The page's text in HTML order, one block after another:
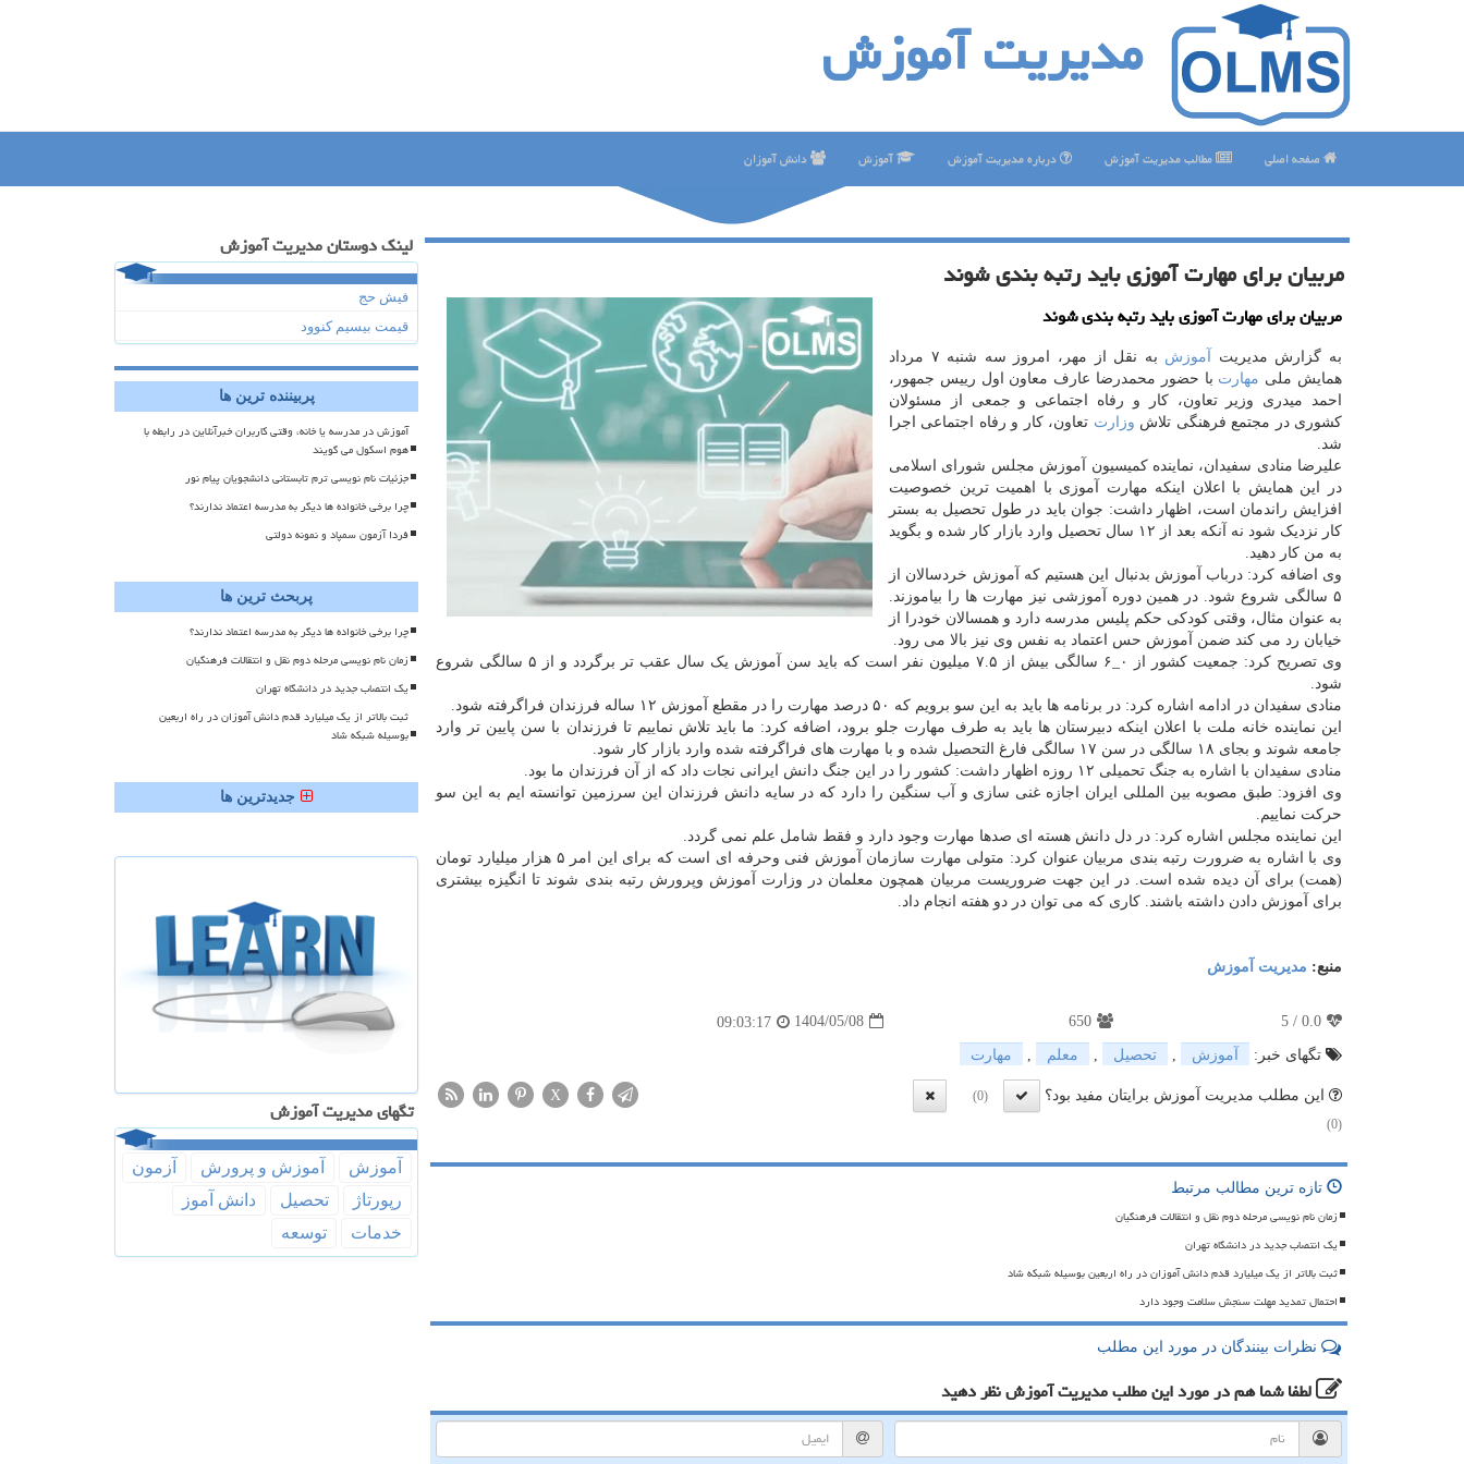
مدیریت آموزش
صفحه اصلی مطالب مدیریت آموزش درباره مدیریت آموزش آموزش دانش آموزان
مربیان برای مهارت آموزی باید رتبه بندی شوند
مربیان برای مهارت آموزی باید رتبه بندی شوند
به گزارش مدیریت آموزش
به نقل از مهر، امروز سه شنبه ۷ مرداد
همایش ملی مهارت با حضور محمدرضا عارف معاون اول رییس جمهور،
احمد میدری وزیر تعاون، کار و رفاه اجتماعی و جمعی از مسئولان
کشوری در مجتمع فرهنگی تلاش وزارت تعاون، کار و رفاه اجتماعی اجرا
شد.
علیرضا منادی سفیدان، نماینده کمیسیون آموزش مجلس شورای اسلامی
در این همایش با اعلان اینکه مهارت آموزی با اهمیت ترین خصوصیت
افزایش راندمان است، اظهار داشت: جوان باید در طول تحصیل به بستر
کار نزدیک شود نه آنکه بعد از ۱۲ سال تحصیل وارد بازار کار شده و بگوید
به من کار دهید.
وی اضافه کرد: درباب آموزش بدنبال این هستیم که آموزش خردسالان از
۵ سالگی شروع شود. در همین دوره آموزشی نیز مهارت ها را بیاموزند.
به عنوان مثال، وقتی کودکی حکم پلیس مدرسه دارد و همسالان خودرا از
خیابان رد می کند ضمن آموزش حس اعتماد به نفس وی نیز بالا می رود.
وی تصریح کرد: جمعیت کشور از ۰_۶ سالگی بیش از ۷.۵ میلیون نفر است که باید سن آموزش یک سال عقب تر برگردد و از ۵ سالگی شروع
شود.
منادی سفیدان در ادامه اشاره کرد: در برنامه ها باید به این سو برویم که ۵۰ درصد مهارت را در مقطع آموزش ۱۲ ساله فرزندان فراگرفته شود.
این نماینده خانه ملت با اعلان اینکه دبیرستان ها باید به طرف مهارت جلو برود، اضافه کرد: ما باید تلاش نماییم تا فرزندان با سن پایین تر وارد
جامعه شوند و بجای ۱۸ سالگی در سن ۱۷ سالگی فارغ التحصیل شده و با مهارت های فراگرفته شده وارد بازار کار شود.
منادی سفیدان با اشاره به جنگ تحمیلی ۱۲ روزه اظهار داشت: کشور را در این جنگ دانش ایرانی نجات داد که از آن فرزندان ما بود.
وی افزود: طبق مصوبه بین المللی ایران اجازه غنی سازی و آب سنگین را دارد که در سایه دانش فرزندان این سرزمین توانسته ایم به این سو
حرکت نماییم.
این نماینده مجلس اشاره کرد: در دل دانش هسته ای صدها مهارت وجود دارد و فقط شامل علم نمی گردد.
وی با اشاره به ضرورت رتبه بندی مربیان عنوان کرد: متولی مهارت سازمان آموزش فنی وحرفه ای است که برای این امر ۵ هزار میلیارد تومان
(همت) برای آن دیده شده است. در این جهت ضروریست مربیان همچون معلمان در وزارت آموزش وپرورش رتبه بندی شوند تا انگیزه بیشتری
برای آموزش دادن داشته باشند. کاری که می توان در دو هفته انجام داد.
منبع: مدیریت آموزش
0.0
/
5
650
1404/05/08
09:03:17
تگهای خبر:
آموزش تحصیل معلم مهارت
این مطلب مدیریت آموزش برایتان مفید بود؟
(0)
(0)
X
تازه ترین مطالب مرتبط
زمان نام نویسی مرحله دوم نقل و انتقالات فرهنگیان
یک انتصاب جدید در دانشگاه تهران
ثبت بالاتر از یک میلیارد قدم دانش آموزان در راه اربعین بوسیله شبکه شاد
احتمال تمدید مهلت سنجش سلامت وجود دارد
نظرات بینندگان در مورد این مطلب
لطفا شما همدر مورد این مطلب مدیریت آموزشنظر دهید
لینک دوستان مدیریت آموزش
فیش حج
قیمت بیسیم کنوود
پربیننده ترین ها
آموزش در مدرسه یا خانه، وقتی کاربران خبرآنلاین در رابطه با
هوم اسکول می گویند
جزئیات نام نویسی ترم تابستانی دانشجویان پیام نور
چرا برخی خانواده ها دیگر به مدرسه اعتماد ندارند؟
فردا آزمون سمپاد و نمونه دولتی
پربحث ترین ها
چرا برخی خانواده ها دیگر به مدرسه اعتماد ندارند؟
زمان نام نویسی مرحله دوم نقل و انتقالات فرهنگیان
یک انتصاب جدید در دانشگاه تهران
ثبت بالاتر از یک میلیارد قدم دانش آموزان در راه اربعین
بوسیله شبکه شاد
جدیدترین ها
تگهای مدیریت آموزش
آموزش آموزش و پرورش
آزمون
رپورتاژ
تحصیل
دانش آموز
خدمات
توسعه